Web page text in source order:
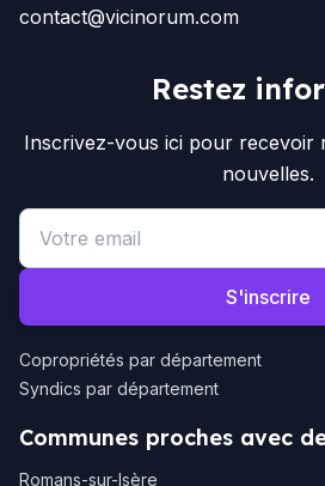
contact@vicinorum.com
Restez
Inscrivez-vous ici pour recevoir
nouvelles.
Email address
S'inscrire
Copropriétés par département
Syndics par département
Communes proches avec
Romans-sur-Isère